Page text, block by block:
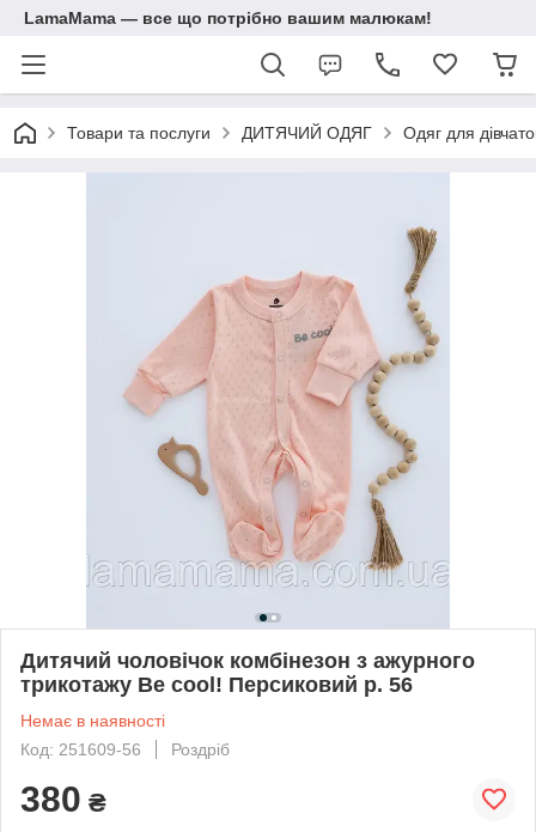
LamaMama — все що потрібно вашим малюкам!
Товари та послуги ДИТЯЧИЙ ОДЯГ Одяг для
Дитячий чоловічок комбінезон з ажурного
трикотажу Be cool! Персиковий р. 56
Немає в наявності
Код: 251609-56
Роздріб
380 ₴